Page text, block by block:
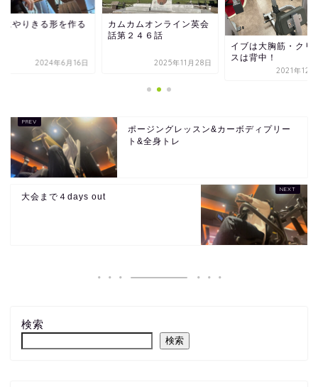
にやりきる形を作る
2024年6月16日
カムカムオンライン英会
話第２４６話
2025年11月28日
イブは大胸筋・クリ
スは背中！
2021年12
ポージングレッスン&カーボディプリー
ト&全身トレ
大会まで４days out
検索
検索